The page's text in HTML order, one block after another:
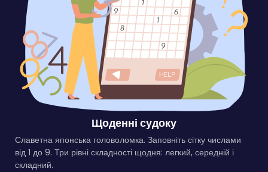
Щоденні судоку
Славетна японська головоломка. Заповніть сітку числами
від 1 до 9. Три рівні складності щодня: легкий, середній і
складний.